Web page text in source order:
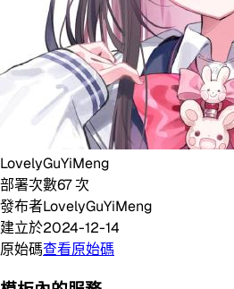
LovelyGuYiMeng
部署次數67次
發布者LovelyGuYiMeng
建立於2024-12-14
原始碼查看原始碼